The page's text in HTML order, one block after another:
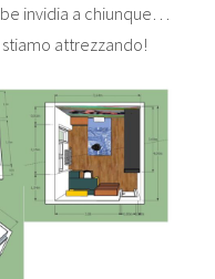
invidia a chiunque…
attrezzando!